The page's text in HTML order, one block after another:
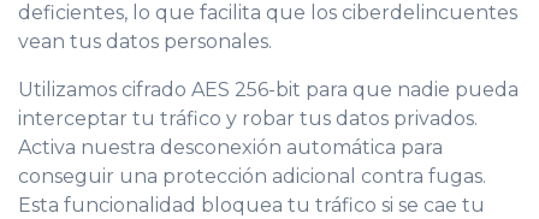
deficientes, lo que facilita que los ciberdelincuentes
vean tus datos personales.
Utilizamos cifrado AES 256-bit para que nadie pueda
interceptar tu tráfico y robar tus datos privados.
Activa nuestra desconexión automática para
conseguir una protección adicional contra fugas.
Esta funcionalidad bloquea tu tráfico si se cae tu